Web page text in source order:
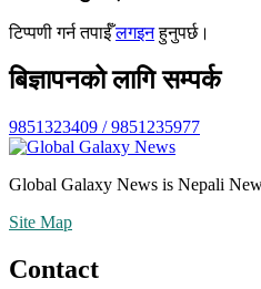
टिप्पणी गर्न तपाईँलगइनहुनुपर्छ।
बिज्ञापनको लागि सम्पर्क
9851323409 / 9851235977
Global Galaxy News is Nepali
Site Map
Contact